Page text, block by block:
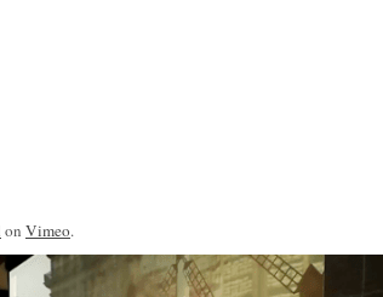
on Vimeo.